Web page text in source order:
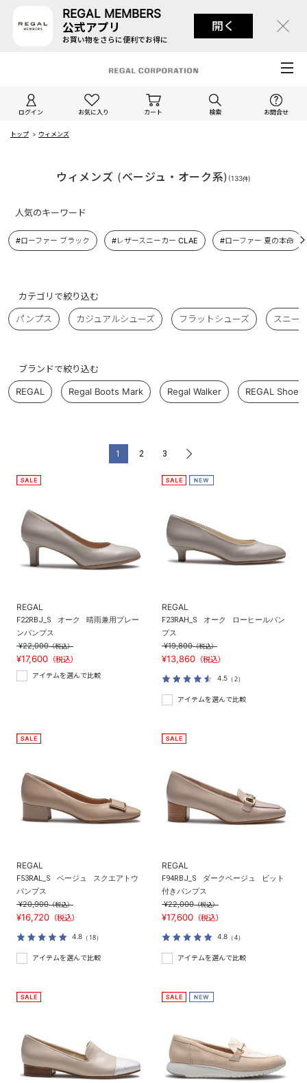
REGAL MEMBERS
公式アプリ
お買い物をさらに便利でお得に
開く
ログイン お気に入り カート 検索 お問合せ
トップ > ウィメンズ
ウィメンズ (ベージュ・オーク系) (133件)
1 2 3 >
REGAL
F22RBJ_S オーク
晴雨兼用プレー
ンパンプス
¥22,000（税込）
¥17,600 （税込）
アイテムを選んで比較
REGAL
F23RAH_S オーク
ローヒールパン
プス
¥19,800（税込）
¥13,860 （税込）
4.5 （2）
アイテムを選んで比較
REGAL
F53RAL_S ベージュ
スクエアトウ
パンプス
¥20,900（税込）
¥16,720 （税込）
4.8 （18）
アイテムを選んで比較
REGAL
F94RBJ_S ダークベージュ
ビット
付きパンプス
¥22,000（税込）
¥17,600 （税込）
4.8 （4）
アイテムを選んで比較
人気のキーワード
#ローファー ブラック #レザースニーカー CLAE #ローファー 夏の本命
カテゴリで絞り込む
パンプス カジュアルシューズ フラットシューズ スニー
ブランドで絞り込む
REGAL Regal Boots Mark Regal Walker REGAL Shoe